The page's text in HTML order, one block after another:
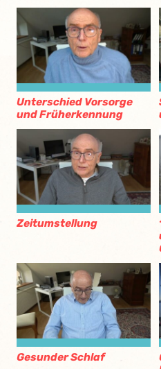
Unterschied Vorsorge
und Früherkennung
Zeitumstellung
Gesunder Schlaf